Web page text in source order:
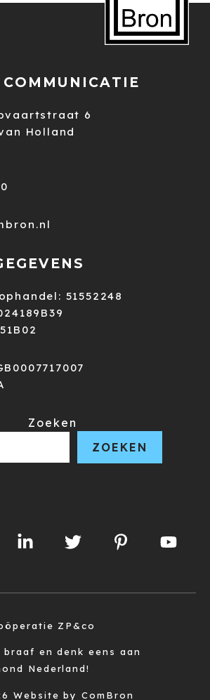
6
Holland
51552248
Zoeken
ZOEKEN
ZP&co
braaf en denk eens aan
Nederland!
Website by ComBron